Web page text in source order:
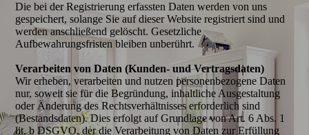
Die bei der Registrierung erfassten Daten werden von uns
gespeichert, solange Sie auf dieser Website registriert sind und
werden anschließend gelöscht. Gesetzliche
Aufbewahrungsfristen bleiben unberührt.
Verarbeiten von Daten (Kunden- und Vertragsdaten)
Wir erheben, verarbeiten und nutzen personenbezogene Daten
nur, soweit sie für die Begründung, inhaltliche Ausgestaltung
oder Änderung des Rechtsverhältnisses erforderlich sind
(Bestandsdaten). Dies erfolgt auf Grundlage von Art. 6 Abs. 1
lit. b DSGVO, der die Verarbeitung von Daten zur Erfüllung